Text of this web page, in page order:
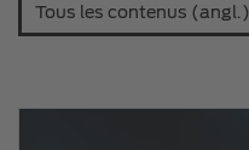
Tous les contenus (angl.)